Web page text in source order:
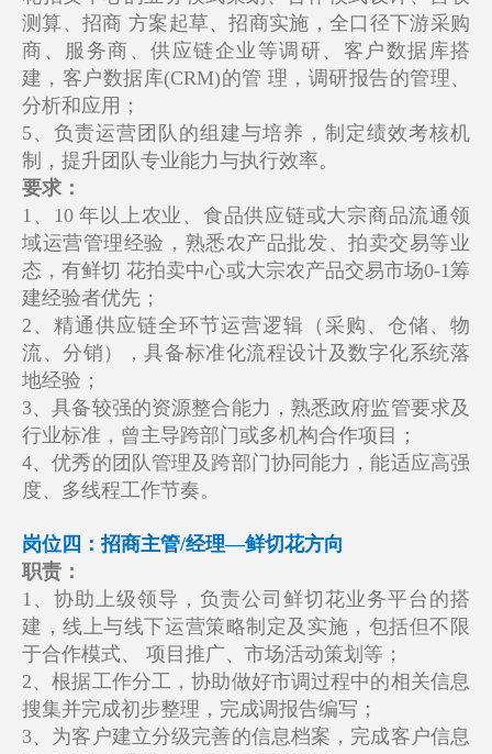
测算、招商 方案起草、招商实施，全口径下游采购
商、服务商、供应链企业等调研、客户数据库搭
建，客户数据库(CRM)的管 理，调研报告的管理、
分析和应用；
5、负责运营团队的组建与培养，制定绩效考核机
制，提升团队专业能力与执行效率。
要求：
1、10 年以上农业、食品供应链或大宗商品流通领
域运营管理经验，熟悉农产品批发、拍卖交易等业
态，有鲜切 花拍卖中心或大宗农产品交易市场0-1筹
建经验者优先；
2、精通供应链全环节运营逻辑（采购、仓储、物
流、分销），具备标准化流程设计及数字化系统落
地经验；
3、具备较强的资源整合能力，熟悉政府监管要求及
行业标准，曾主导跨部门或多机构合作项目；
4、优秀的团队管理及跨部门协同能力，能适应高强
度、多线程工作节奏。
岗位四：招商主管/经理—鲜切花方向
职责：
1、协助上级领导，负责公司鲜切花业务平台的搭
建，线上与线下运营策略制定及实施，包括但不限
于合作模式、 项目推广、市场活动策划等；
2、根据工作分工，协助做好市调过程中的相关信息
搜集并完成初步整理，完成调报告编写；
3、为客户建立分级完善的信息档案，完成客户信息